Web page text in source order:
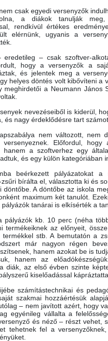
csak egyedi versenyzők
a diákok tanulják meg,
rendkívül értékes
elérnünk, ugyanis a
eredetileg – csak szoftver-
hogy a versenyzők a
és jelentek meg a
helyes döntés volt kibővíteni a
meghirdetői a Neumann János
nevezéseiből is kiderül,
és nagy érdeklődésre tart
nem változott, nem
versenyeznek. Előfordul,
hanem a szoftverhez egy
és egy külön kategóriában
beérkezett pályázatokat a
bírálta el, választotta ki és
döntőbe. A döntőbe az iskola
maximum két tanulót.
tanárai is elkísérték a
pályázók kb. 10 perc (néha
termékeiknek az előnyeit,
termékkel stb. A bemutatón a
már nagyon régen
hanem azokat be is
hanem az
diák, az első évben szinte
kiselőadással
számítástechnikai és
szakmai hozzáértésük
– nem javított azért, hogy
egyénileg vállalta a
és néző – részt vehet,
tehetnek fel a